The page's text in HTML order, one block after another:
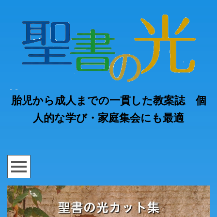
胎児から成人までの一貫した教案誌 個
人的な学び・家庭集会にも最適